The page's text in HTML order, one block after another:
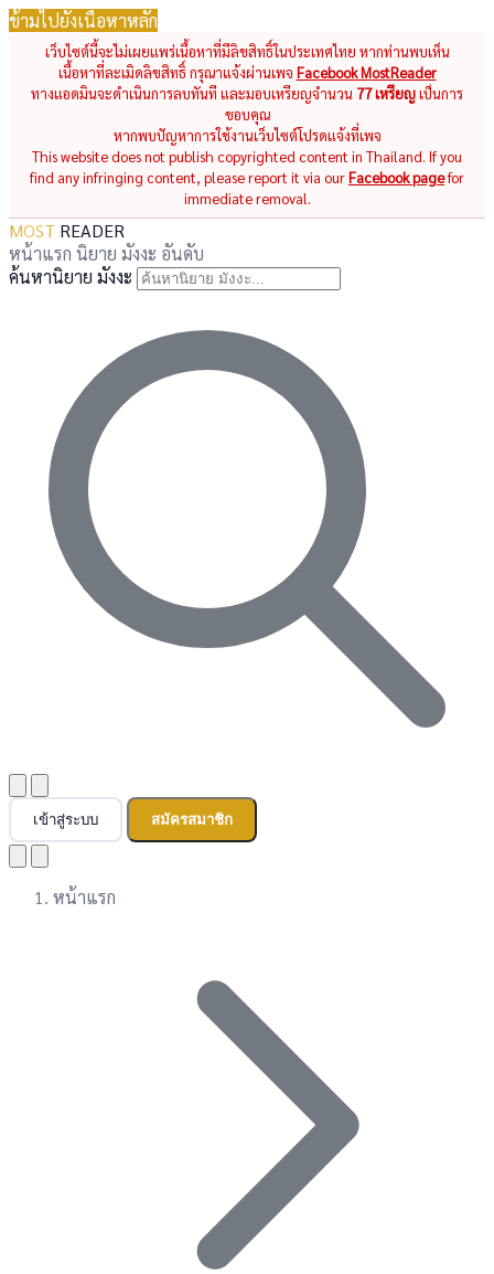
ข้ามไปยังเนื้อหาหลัก
เว็บไซต์นี้จะไม่เผยแพร่เนื้อหาที่มีลิขสิทธิ์ในประเทศไทย หากท่านพบเห็น
เนื้อหาที่ละเมิดลิขสิทธิ์ กรุณาแจ้งผ่านเพจ Facebook MostReader
ทางแอดมินจะดำเนินการลบทันที และมอบเหรียญจำนวน 77 เหรียญเป็นการ
ขอบคุณ
หากพบปัญหาการใช้งานเว็บไซต์โปรดแจ้งที่เพจ
This website does not publish copyrighted content in Thailand. If you
find any infringing content, please report it via ourFacebook pagefor
immediate removal.
MOST READER
หน้าแรก นิยาย มังงะ อันดับ
ค้นหานิยาย มังงะ
เข้าสู่ระบบ สมัครสมาชิก
หน้าแรก